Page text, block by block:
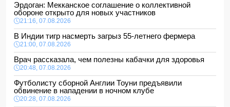
Эрдоган: Мекканское соглашение о коллективной
обороне открыто для новых участников
21:16, 07.08.2026
В Индии тигр насмерть загрыз 55-летнего фермера
21:00, 07.08.2026
Врач рассказала, чем полезны кабачки для здоровья
20:48, 07.08.2026
Футболисту сборной Англии Тоуни предъявили
обвинение в нападении в ночном клубе
20:28, 07.08.2026